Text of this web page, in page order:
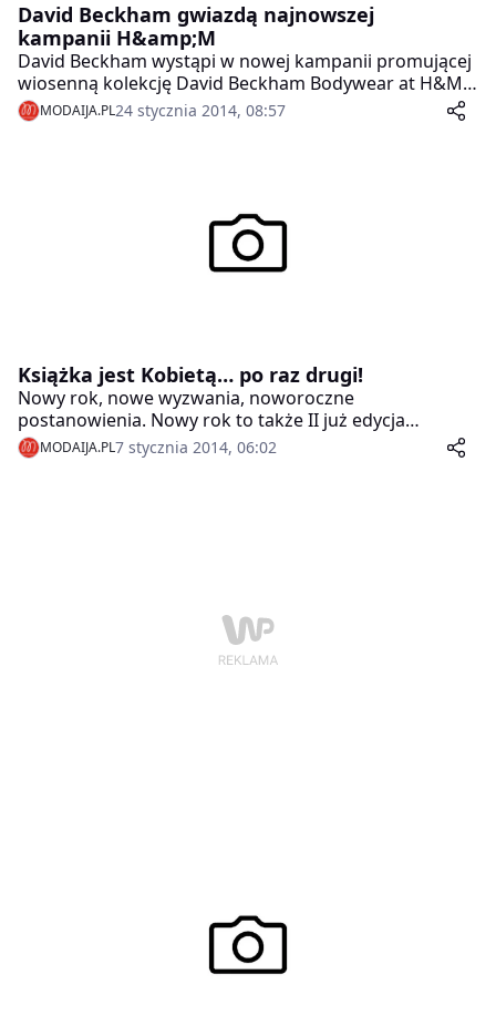
David Beckham gwiazdą najnowszej
kampanii H&amp;M
David Beckham wystąpi w nowej kampanii promującej
wiosenną kolekcję David Beckham Bodywear at H&M.
Film reklamowy wyreżyserowany przez Nicolasa
Windinga Refna, twórcę filmów Drive i Tylko Bóg
MODAIJA.PL24 stycznia 2014, 08:57
Książka jest Kobietą… po raz drugi!
Nowy rok, nowe wyzwania, noworoczne
postanowienia. Nowy rok to także II już edycja
Ogólnopolskiej Kampanii Społecznej „Książka jest
Kobietą”, której – przypomnijmy – głównym celem jest
MODAIJA.PL7 stycznia 2014, 06:02